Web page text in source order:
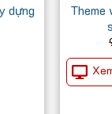
dựng
Theme